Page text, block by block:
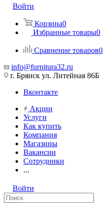
Войти
Корзина0
Избранные товары0
Сравнение товаров0
info@furnitura32.ru
г. Брянск ул. Литейная 86Б
Вконтакте
Акции
Услуги
Как купить
Компания
Магазины
Вакансии
Сотрудники
...
Войти